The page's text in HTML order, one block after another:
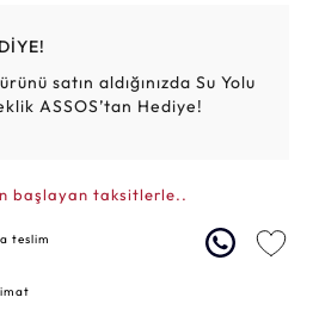
satın aldığınızda Su Yolu
ASSOS’tan Hediye!
başlayan taksitlerle..
teslim